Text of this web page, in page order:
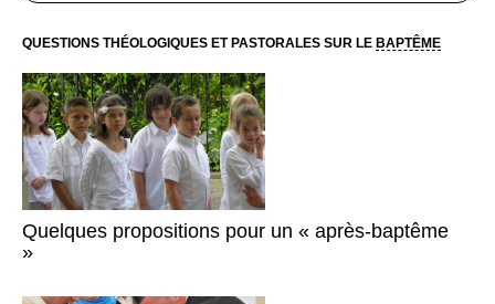
QUESTIONS THÉOLOGIQUES ET PASTORALES SUR LE BAPTÊME
Quelques propositions pour un « après-baptême
»